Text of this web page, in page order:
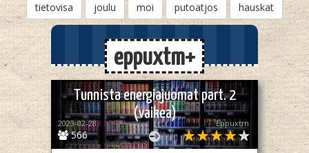
tietovisa joulu moi putoatjos hauskat
eppuxtm+
Tunnista energiajuomat part. 2
(vaikea)
566
2023-02-28 Eppuxtm